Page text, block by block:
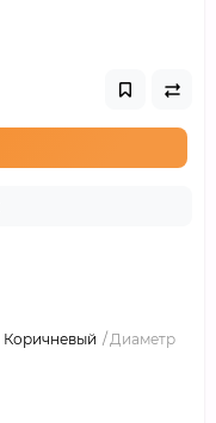
Коричневый
Диаметр